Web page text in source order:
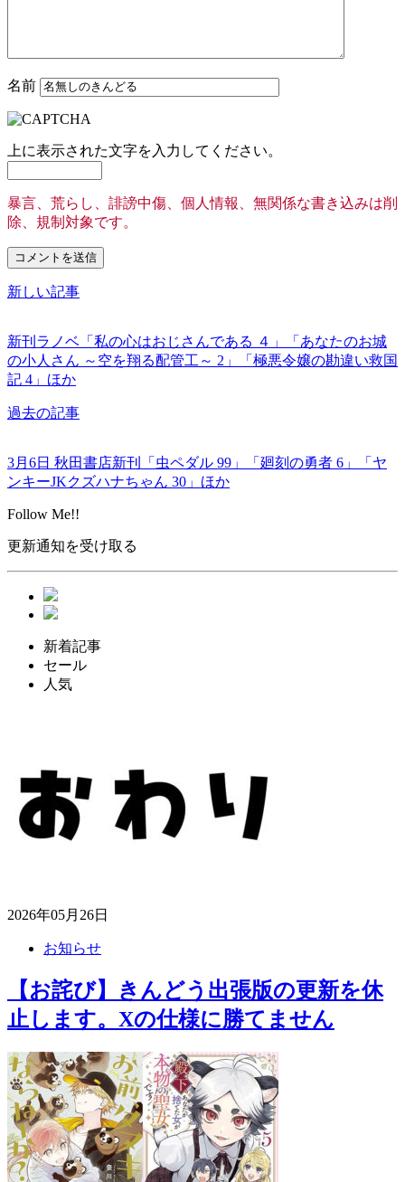
名前
上に表示された文字を入力してください。
暴言、荒らし、誹謗中傷、個人情報、無関係な書き込みは削
除、規制対象です。
新しい記事
新刊ラノベ「私の心はおじさんである ４」「あなたのお城
の小人さん ～空を翔る配管工～ 2」「極悪令嬢の勘違い救国
記 4」ほか
過去の記事
3月6日 秋田書店新刊「虫ペダル 99」「廻刻の勇者 6」「ヤ
ンキーJKクズハナちゃん 30」ほか
Follow Me!!
更新通知を受け取る
新着記事
セール
人気
2026年05月26日
お知らせ
【お詫び】きんどう出張版の更新を休
止します。Xの仕様に勝てません